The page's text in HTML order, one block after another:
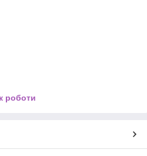
роботи